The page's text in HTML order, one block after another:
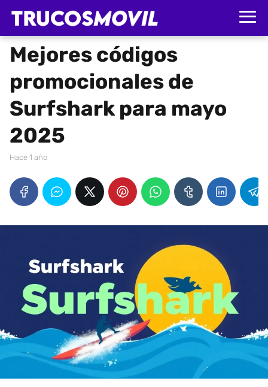
Mejores códigos
promocionales de
Surfshark para mayo
2025
hace 1 año